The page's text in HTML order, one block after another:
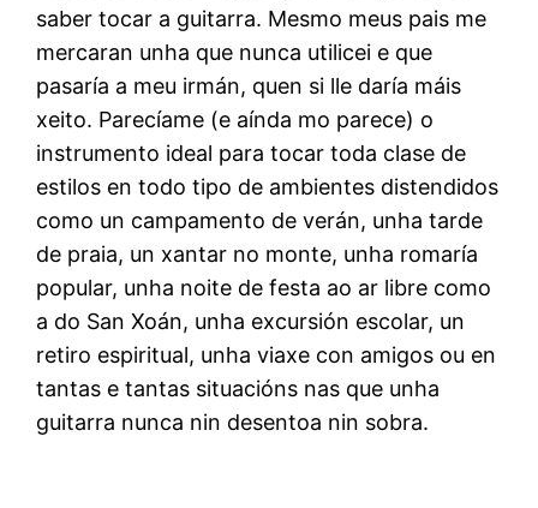
saber tocar a guitarra. Mesmo meus pais me
mercaran unha que nunca utilicei e que
pasaría a meu irmán, quen si lle daría máis
xeito. Parecíame (e aínda mo parece) o
instrumento ideal para tocar toda clase de
estilos en todo tipo de ambientes distendidos
como un campamento de verán, unha tarde
de praia, un xantar no monte, unha romaría
popular, unha noite de festa ao ar libre como
a do San Xoán, unha excursión escolar, un
retiro espiritual, unha viaxe con amigos ou en
tantas e tantas situacións nas que unha
guitarra nunca nin desentoa nin sobra.